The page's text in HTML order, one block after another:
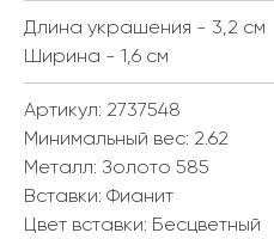
Длина украшения - 3,2 см
Ширина - 1,6 см
Артикул: 2737548
Минимальный вес: 2.62
Металл: Золото 585
Вставки: Фианит
Цвет вставки: Бесцветный